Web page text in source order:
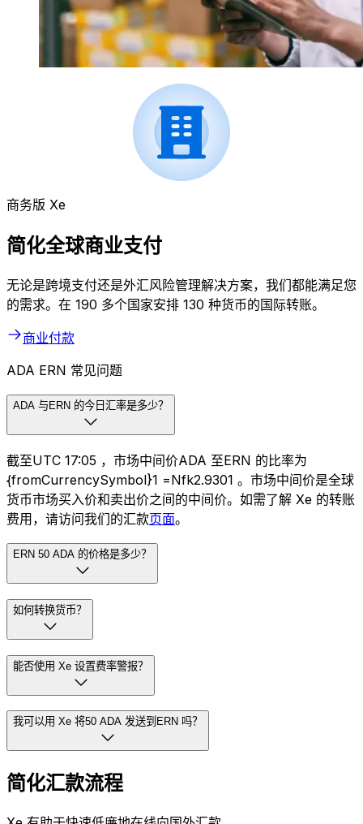
商务版 Xe
简化全球商业支付
无论是跨境支付还是外汇风险管理解决方案，我们都能满足您
的需求。在 190 多个国家安排 130 种货币的国际转账。
商业付款
ADA ERN 常见问题
ADA 与ERN 的今日汇率是多少？
截至UTC 17:05 ，市场中间价ADA 至ERN 的比率为
{fromCurrencySymbol}1 =Nfk2.9301 。市场中间价是全球
货币市场买入价和卖出价之间的中间价。如需了解 Xe 的转账
费用，请访问我们的汇款页面。
ERN 50 ADA 的价格是多少？
如何转换货币？
能否使用 Xe 设置费率警报？
我可以用 Xe 将50 ADA 发送到ERN 吗？
简化汇款流程